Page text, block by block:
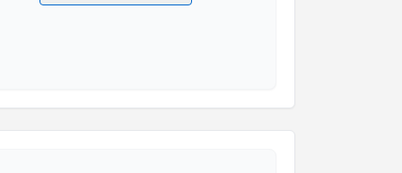
verilerimin işlenmesine ilişkinAydınlatma Metni
Talebi
Çelik